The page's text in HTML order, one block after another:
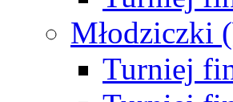
Młodziczki
Turniej